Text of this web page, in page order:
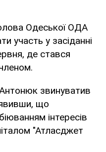
Одеської ОДА
участь у засіданні
де стався
звинуватив
що
інтересів
"Атласджет